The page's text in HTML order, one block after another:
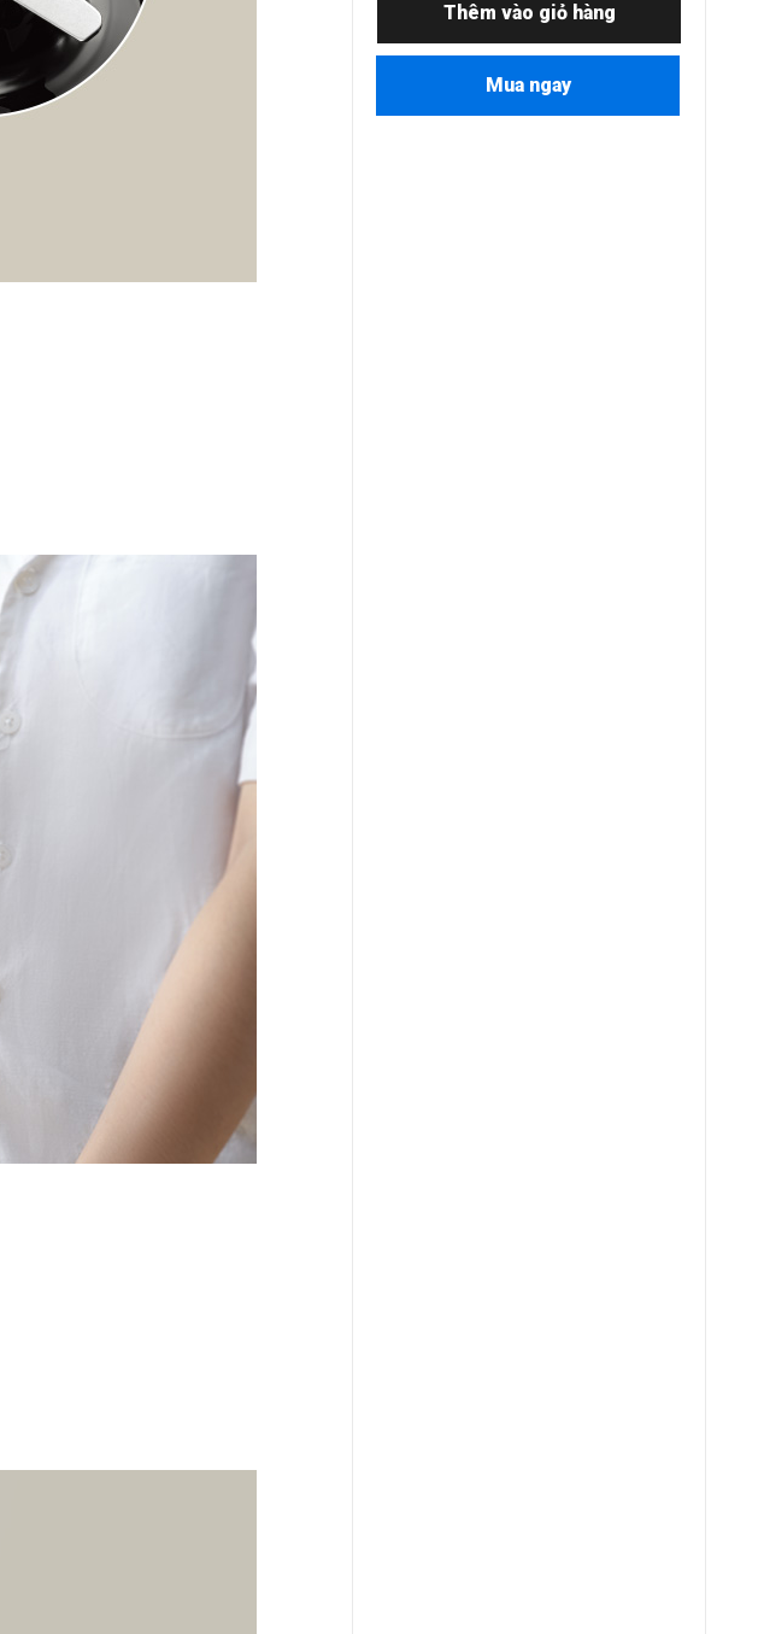
Thêm vào giỏ hàng
Mua ngay